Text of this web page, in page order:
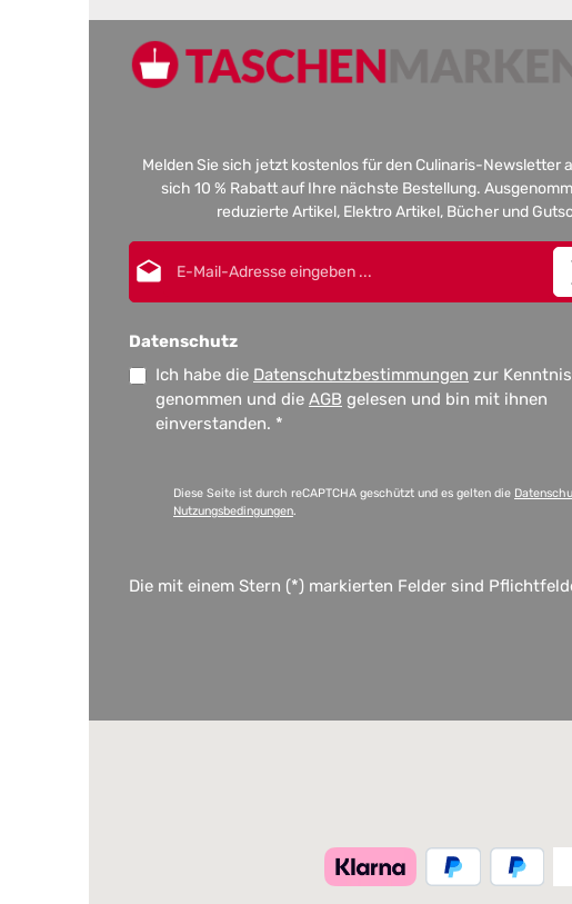
Melden Sie sich jetzt kostenlos für den Culinaris-Newsletter
sich 10 % Rabatt auf Ihre nächste Bestellung.
reduzierte Artikel, Elektro Artikel, Bücher und
Datenschutz
Ich habe die Datenschutzbestimmungen zur Kenntnis
genommen und die AGB gelesen und bin mit ihnen
einverstanden. *
Diese Seite ist durch reCAPTCHA geschützt und es gelten die
Nutzungsbedingungen.
Die mit einem Stern (*) markierten Felder sind